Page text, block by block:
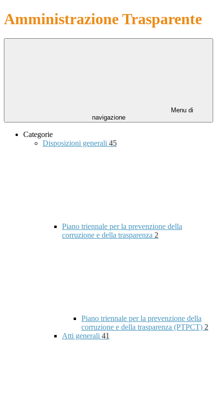
Amministrazione Trasparente
Menu di
navigazione
Categorie
Disposizioni generali 45
Piano triennale per la prevenzione della
corruzione e della trasparenza 2
Piano triennale per la prevenzione della
corruzione e della trasparenza (PTPCT) 2
Atti generali 41